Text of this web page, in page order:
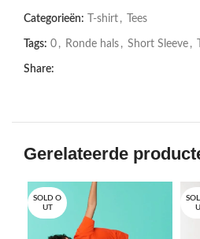
Categorieën: T-shirt , Tees
Tags: 0 , Ronde hals , Short Sleeve ,
Share:
Gerelateerde
SOLD O
UT